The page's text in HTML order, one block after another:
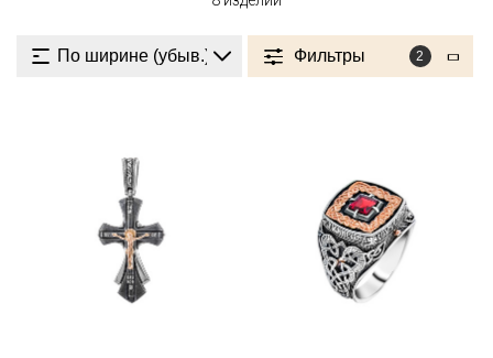
Фильтры 2